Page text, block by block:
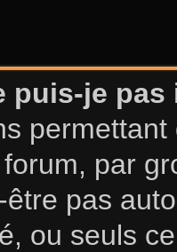
puis-je
par
être pas
ou seuls